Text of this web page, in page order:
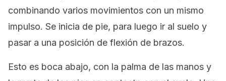
combinando varios movimientos con un mismo
impulso. Se inicia de pie, para luego ir al suelo y
pasar a una posición de flexión de brazos.
Esto es boca abajo, con la palma de las manos y